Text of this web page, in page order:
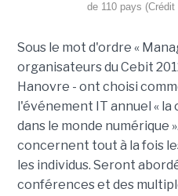
de 110 pays
Sous le mot d'ordre «
organisateurs du Cebit
Hanovre - ont choisi
l'événement IT annuel «
dans le monde numérique
concernent tout à la fois
les individus. Seront
conférences et des